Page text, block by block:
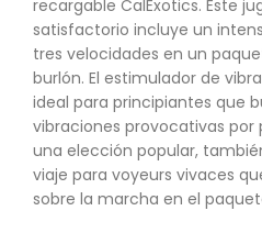
recargable CalExotics. Este
satisfactorio incluye un
tres velocidades en un
burlón. El estimulador de
ideal para principiantes que
vibraciones provocativas por
una elección popular,
viaje para voyeurs vivaces
sobre la marcha en el